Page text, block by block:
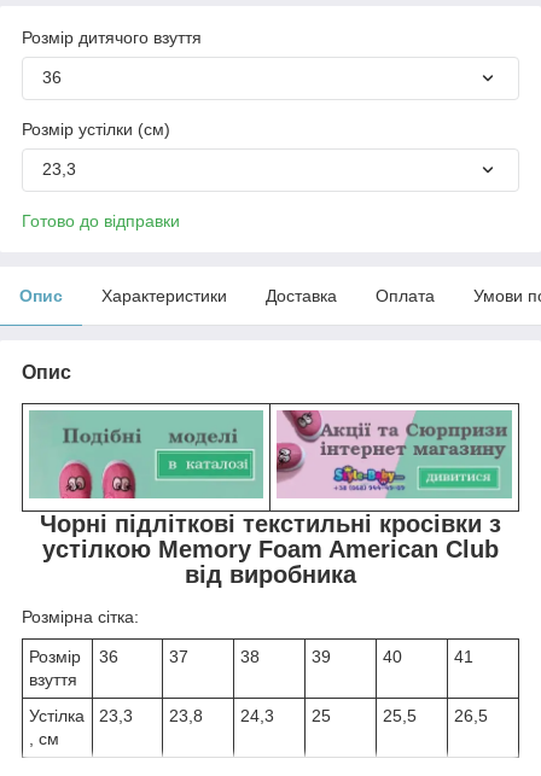
Розмір дитячого взуття
36
Розмір устілки (см)
23,3
Готово до відправки
Опис Характеристики Доставка Оплата Умови
Опис
Чорні підліткові текстильні кросівки з
устілкою Memory Foam American Club
від виробника
Розмірна сітка:
Розмір
взуття
36 37 38 39 40 41
Устілка
, см
23,3 23,8 24,3 25 25,5 26,5